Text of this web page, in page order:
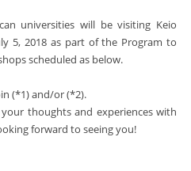
universities will be visiting Keio
5, 2018 as part of the Program to
scheduled as below.
(*1) and/or (*2).
thoughts and experiences with
forward to seeing you!